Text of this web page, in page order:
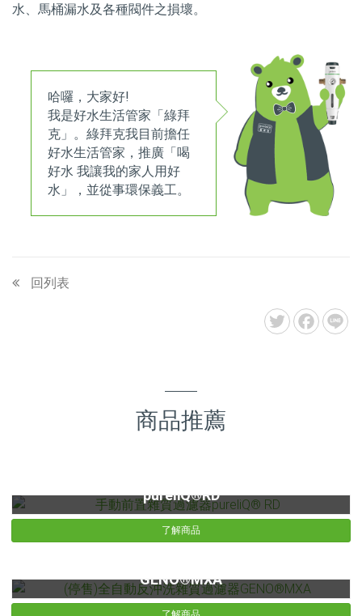
水、馬桶漏水及各種閥件之損壞。
哈囉，大家好!
我是好水生活管家「綠拜
克」。綠拜克我目前擔任
好水生活管家，推廣「喝
好水 我讓我的家人用好
水」，並從事環保義工。
回列表
Twitter Facebook
商品推薦
pureliQ®RD
了解商品
GENO®MXA